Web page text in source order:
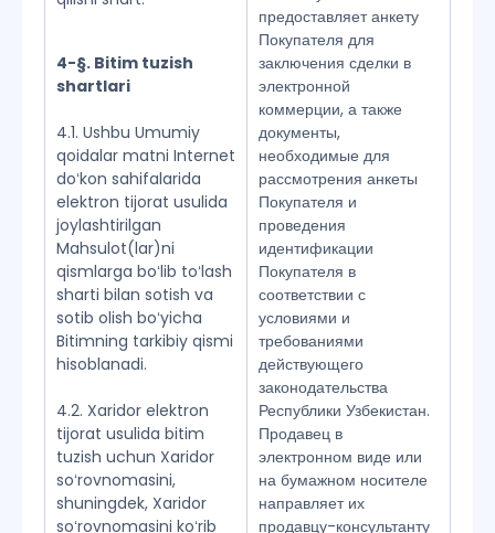
4-§. Bitim tuzish
shartlari
4.1. Ushbu Umumiy
qoidalar matni Internet
doʻkon sahifalarida
elektron tijorat usulida
joylashtirilgan
Mahsulot(lar)ni
qismlarga boʻlib toʻlash
sharti bilan sotish va
sotib olish boʻyicha
Bitimning tarkibiy qismi
hisoblanadi.
4.2. Xaridor elektron
tijorat usulida bitim
tuzish uchun Xaridor
soʻrovnomasini,
shuningdek, Xaridor
soʻrovnomasini koʻrib
предоставляет анкету
Покупателя для
заключения сделки в
электронной
коммерции, а также
документы,
необходимые для
рассмотрения анкеты
Покупателя и
проведения
идентификации
Покупателя в
соответствии с
условиями и
требованиями
действующего
законодательства
Республики Узбекистан.
Продавец в
электронном виде или
на бумажном носителе
направляет их
продавцу-консультанту